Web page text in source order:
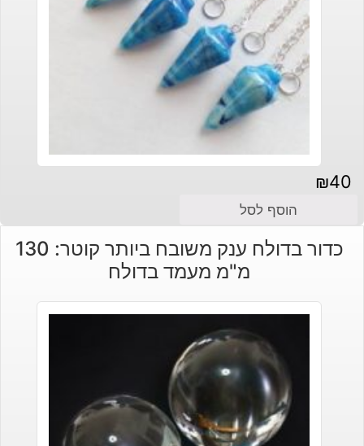
₪40
הוסף לסל
כדור בדולח ענק משובח ביותר קוטר: 130
מ"מ מעמד בדולח